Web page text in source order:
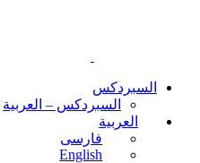
السبردکس
السبردکس – العربية
العربية
فارسی
English